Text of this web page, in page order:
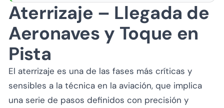
Aterrizaje – Llegada de
Aeronaves y Toque en
Pista
El aterrizaje es una de las fases más críticas y
sensibles a la técnica en la aviación, que implica
una serie de pasos definidos con precisión y